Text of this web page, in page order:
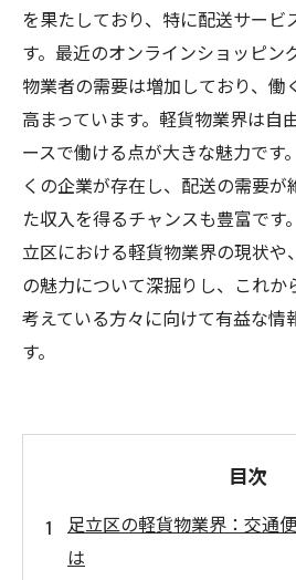
を果たしており、特に配送サービ
す。最近のオンラインショッピン
物業者の需要は増加しており、働
高まっています。軽貨物業界は自
ースで働ける点が大きな魅力です
くの企業が存在し、配送の需要が
た収入を得るチャンスも豊富です
立区における軽貨物業界の現状や
の魅力について深掘りし、これか
考えている方々に向けて有益な情
す。
目次
足立区の軽貨物業界：交通
は